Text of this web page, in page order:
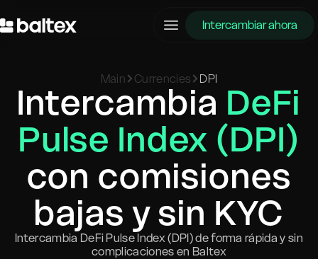
Intercambiar ahora
Main Currencies DPI
Intercambia DeFi
Pulse Index (DPI)
con comisiones
bajas y sin KYC
Intercambia DeFi Pulse Index (DPI) de forma rápida y sin
complicaciones en Baltex